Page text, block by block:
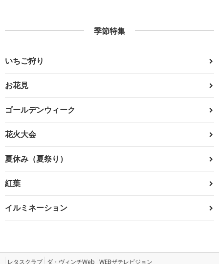
季節特集
いちご狩り
お花見
ゴールデンウィーク
花火大会
夏休み（夏祭り）
紅葉
イルミネーション
レタスクラブ ダ・ヴィンチWeb WEBザテレビジョン